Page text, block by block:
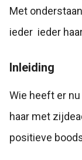
Met
ieder ieder
Inleiding
Wie heeft er nu
haar met
positieve